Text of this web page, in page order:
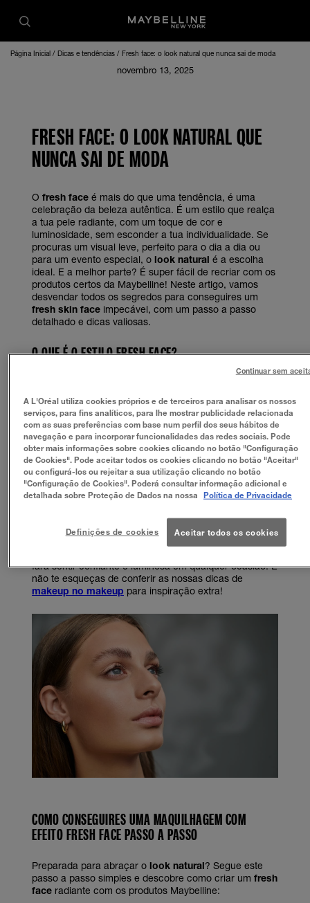
Página Inicial Dicas e tendências Fresh face: o look natural que nunca sai de moda
novembro 13, 2025
FRESH FACE: O LOOK NATURAL QUE
NUNCA SAI DE MODA
O fresh face é mais do que uma tendência, é uma
celebração da beleza autêntica. É um estilo que realça
a tua pele radiante, com um toque de cor e
luminosidade, sem esconder a tua individualidade. Se
procuras um visual leve, perfeito para o dia a dia ou
para um evento especial, o look natural é a escolha
ideal. E a melhor parte? É super fácil de recriar com os
produtos certos da Maybelline! Neste artigo, vamos
desvendar todos os segredos para conseguires um
fresh skin face impecável, com um passo a passo
detalhado e dicas valiosas.
O QUE É O ESTILO FRESH FACE?
maquilhagem, que visa realçar a beleza natural da
pele. Em vez de cobrir imperfeições com camadas
pesadas de produtos, o foco está em hidratar, iluminar
e uniformizar o tom da pele, criando um aspeto
saudável e radiante. Este visual valoriza a tua beleza
única, permitindo que a tua personalidade brilhe.
Este estilo não se trata de esconder, mas sim de
realçar o que te torna especial. É sobre abraçar a tua
pele e criar um visual que te faça sentir confiante e
confortável na tua própria pele. É a beleza natural,
elevada ao máximo! Para conseguir um verdadeiro
fresh skin face
fará sentir confiante e luminosa em qualquer ocasião. E
não te esqueças de conferir as nossas dicas de
makeup no makeup para inspiração extra!
COMO CONSEGUIRES UMA MAQUILHAGEM COM
EFEITO FRESH FACE PASSO A PASSO
Preparada para abraçar o look natural? Segue este
passo a passo simples e descobre como criar um fresh
face radiante com os produtos Maybelline:
A L'Oréal utiliza cookies próprios e de terceiros para analisar os nossos
serviços, para fins analíticos, para lhe mostrar publicidade relacionada
com as suas preferências com base num perfil dos seus hábitos de
navegação e para incorporar funcionalidades das redes sociais. Pode
obter mais informações sobre cookies clicando no botão "Configuração
de Cookies". Pode aceitar todos os cookies clicando no botão "Aceitar"
ou configurá-los ou rejeitar a sua utilização clicando no botão
"Configuração de Cookies". Poderá consultar informação adicional e
detalhada sobre Proteção de Dados na nossa
Política de Privacidade
Definições de cookies Aceitar todos os cookies
Continuar sem